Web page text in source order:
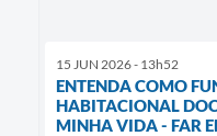
15 JUN 2026 - 13h52
ENTENDA COMO
HABITACIONAL
MINHA VIDA - FAR